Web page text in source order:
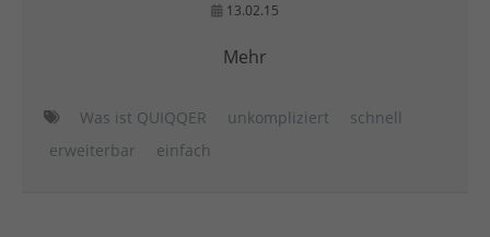
13.02.15
Mehr
Was ist QUIQQER unkompliziert
schnell
erweiterbar
einfach